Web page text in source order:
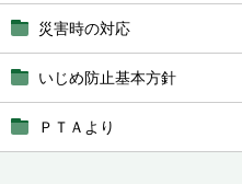
災害時の対応
いじめ防止基本方針
ＰＴＡより